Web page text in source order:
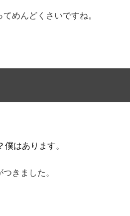
めんどくさいですね。
はあります。
きました。